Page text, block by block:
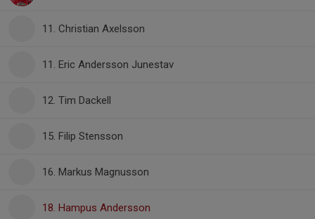
11. Christian Axelsson
11. Eric Andersson Junestav
12. Tim Dackell
15. Filip Stensson
16. Markus Magnusson
18. Hampus Andersson